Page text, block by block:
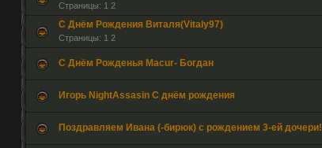
Страницы: 1 2
С Днём Рождения Виталя(Vitaly97)
Страницы: 1 2
С Днём Рожденья Macur- Богдан
Игорь NightAssasin С днём рождения
Поздравляем Ивана (-бирюк) с рождением 3-ей дочери!